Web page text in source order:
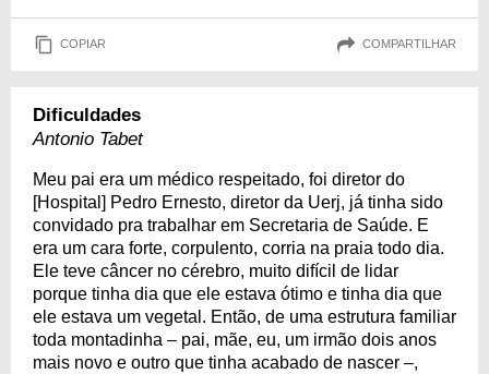
COPIAR COMPARTILHAR
Dificuldades
Antonio Tabet
Meu pai era um médico respeitado, foi diretor do
[Hospital] Pedro Ernesto, diretor da Uerj, já tinha sido
convidado pra trabalhar em Secretaria de Saúde. E
era um cara forte, corpulento, corria na praia todo dia.
Ele teve câncer no cérebro, muito difícil de lidar
porque tinha dia que ele estava ótimo e tinha dia que
ele estava um vegetal. Então, de uma estrutura familiar
toda montadinha – pai, mãe, eu, um irmão dois anos
mais novo e outro que tinha acabado de nascer –,